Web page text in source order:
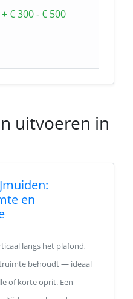
+ € 300 - € 500
uitvoeren in
en
langs het plafond,
behoudt — ideaal
of korte oprit. Een